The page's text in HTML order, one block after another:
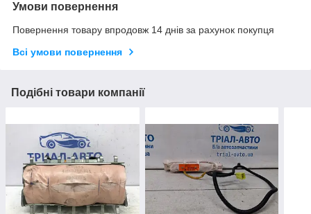
Умови повернення
Повернення товару впродовж 14 днів за рахунок покупця
Всі умови повернення
Подібні товари компанії